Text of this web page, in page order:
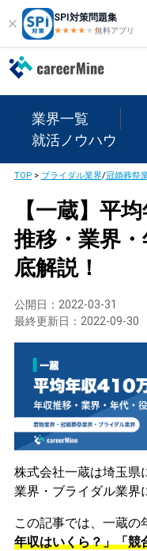
SPI対策問題集
★★★★ ★★
無料アプリ
業界一覧
就活ノウハウ
TOP> ブライダル業界/冠婚葬祭
【一蔵】平
推移・業界
底解説！
公開日： 2022-03-31
最終更新日： 2022-09-30
株式会社一蔵は埼玉県
業界・ブライダル業界
この記事では、一蔵の
年収はいくら？」「競